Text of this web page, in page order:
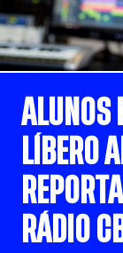
ALUNOS
LÍBERO
RÁDIO